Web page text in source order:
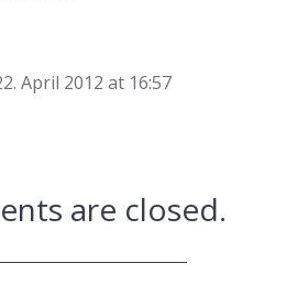
April 2012 at 16:57
are closed.